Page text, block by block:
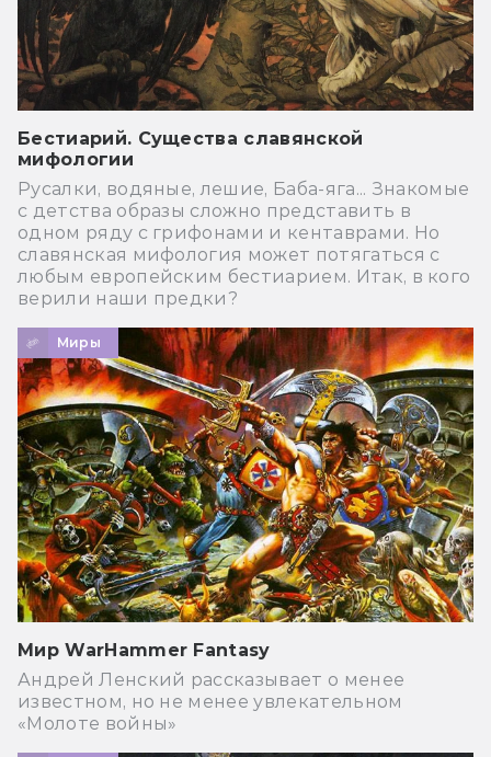
Бестиарий. Существа славянской
мифологии
Русалки, водяные, лешие, Баба-яга... Знакомые
с детства образы сложно представить в
одном ряду с грифонами и кентаврами. Но
славянская мифология может потягаться с
любым европейским бестиарием. Итак, в кого
верили наши предки?
Миры
Мир WarHammer Fantasy
Андрей Ленский рассказывает о менее
известном, но не менее увлекательном
«Молоте войны»